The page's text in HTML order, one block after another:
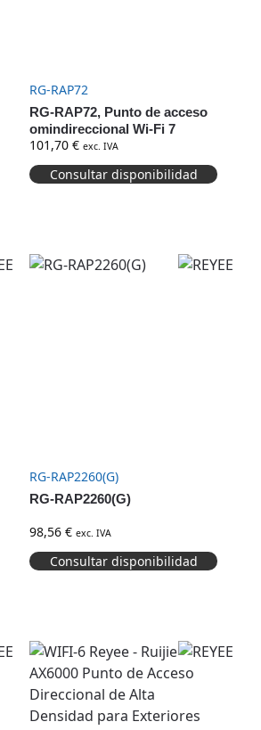
RG-RAP72
RG-RAP72, Punto de acceso
omindireccional Wi-Fi 7
BE3600 para montaje en techo
101,70€ exc. IVA
Consultar disponibilidad
RG-RAP2260(G)
RG-RAP2260(G)
98,56€ exc. IVA
Consultar disponibilidad